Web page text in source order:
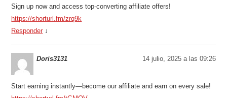
Sign up now and access top-converting affiliate offers!
https://shorturl.fm/zrq9k
Responder ↓
Doris3131 14 julio, 2025 a las 09:26
Start earning instantly—become our affiliate and earn on every sale!